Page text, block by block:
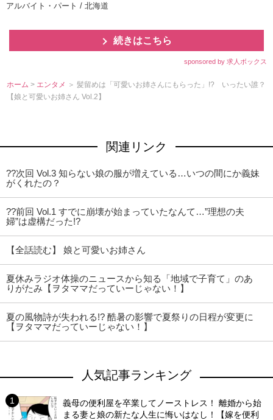
アルバイト・パート / 北海道
続きはこちら
sponsored by 求人ボックス
ホーム > エンタメ ＞ 髪留めは「可愛いお姉さんにもらった」!? いったい誰？
【娘と可愛いお姉さん Vol.2】
関連リンク
??次回 Vol.3 知らない娘の服が増えている…いつの間にか義妹
がくれたの？
??前回 Vol.1 すでに崩壊が始まっていたなんて…”理想の夫
婦”は虚構だった!?
【全話読む】 娘と可愛いお姉さん
夏休みラジオ体操のニュースから知る「地域で子育て」のあ
りがたみ【ヲタママだっていーじゃない！】
夏の風物詩が失われる!? 酷暑の影響で夏祭りの日程が変更に
【ヲタママだっていーじゃない！】
人気記事ランキング
義母の便利屋を卒業してノーストレス！ 離婚から始
まる妻と娘の新たな人生に悔いはなし！【嫁を便利